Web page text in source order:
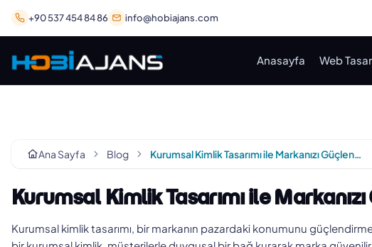
+90 537 454 84 86 info@hobiajans.com
Anasayfa Web
Ana Sayfa Blog Kurumsal Kimlik Tasarımı ile Markanızı Güçlendirin
Kurumsal Kimlik Tasarımı ile
Kurumsal kimlik tasarımı, bir markanın pazardaki konumunu